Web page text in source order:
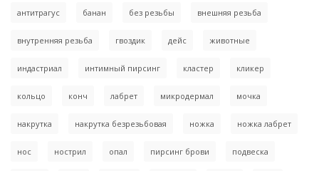
антитрагус банан без резьбы внешняя резьба
внутренняя резьба гвоздик дейс животные
индастриал интимный пирсинг кластер кликер
кольцо конч лабрет микродермал мочка
накрутка накрутка безрезьбовая ножка ножка лабрет
нос нострил опал пирсинг брови подвеска